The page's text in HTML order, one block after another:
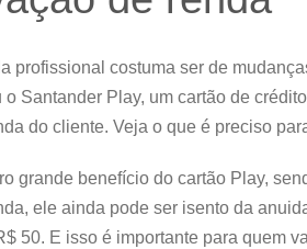
profissional costuma ser de
Santander Play, um cartão de
do cliente. Veja o que é preciso
grande benefício do cartão Play,
ele ainda pode ser isento da
50. E isso é importante para quem